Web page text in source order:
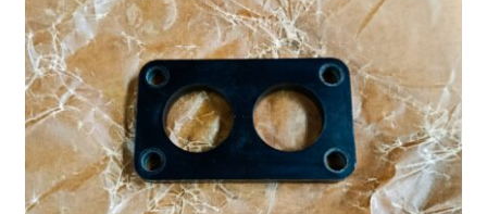
Pokladna
Možnosti doručení
Obchodní podmínky
Prodávající – kontaktní informace